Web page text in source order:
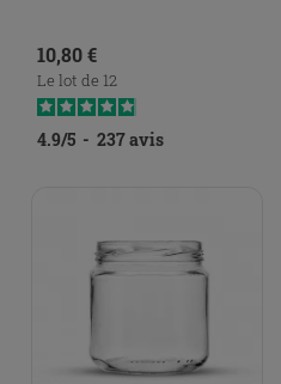
Prix
10,80 €
Le lot de 12
4.9/5 - 237avis